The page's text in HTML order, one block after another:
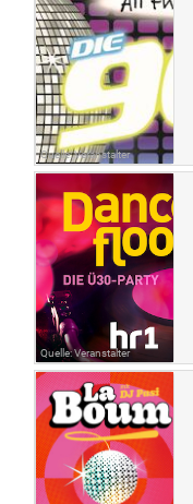
Quelle: Veranstalter
Quelle: Veranstalter